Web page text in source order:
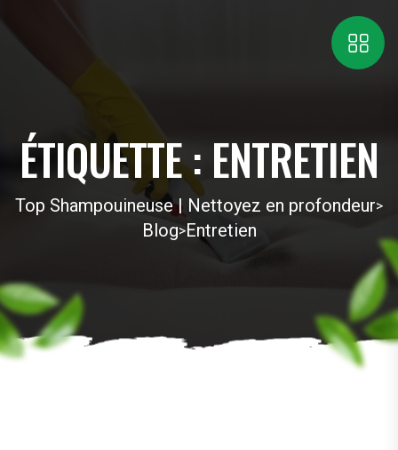
ÉTIQUETTE : ENTRETIEN
Top Shampouineuse | Nettoyez en profondeur>
Blog>Entretien